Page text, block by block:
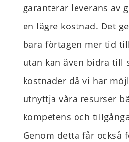
garanterar leverans av
en lägre kostnad. Det
bara förtagen mer tid
utan kan även bidra till
kostnader då vi har
utnyttja våra resurser
kompetens och
Genom detta får också